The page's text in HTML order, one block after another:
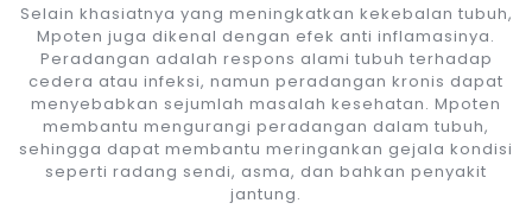
Selain khasiatnya yang meningkatkan kekebalan tubuh,
Mpoten juga dikenal dengan efek anti inflamasinya.
Peradangan adalah respons alami tubuh terhadap
cedera atau infeksi, namun peradangan kronis dapat
menyebabkan sejumlah masalah kesehatan. Mpoten
membantu mengurangi peradangan dalam tubuh,
sehingga dapat membantu meringankan gejala kondisi
seperti radang sendi, asma, dan bahkan penyakit
jantung.